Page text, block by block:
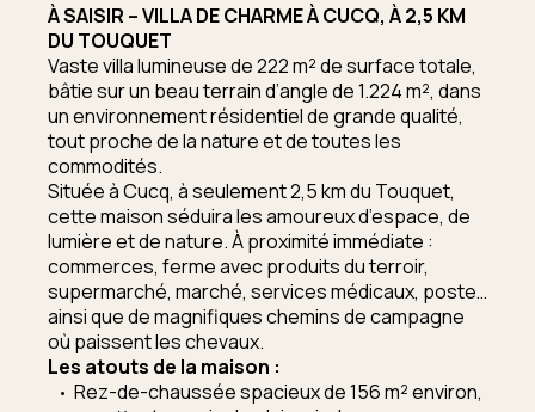
À SAISIR – VILLA DE CHARME À CUCQ, À 2,5 KM
DU TOUQUET
Vaste villa lumineuse de 222 m² de surface totale,
bâtie sur un beau terrain d’angle de 1.224 m², dans
un environnement résidentiel de grande qualité,
tout proche de la nature et de toutes les
commodités.
Située à Cucq, à seulement 2,5 km du Touquet,
cette maison séduira les amoureux d’espace, de
lumière et de nature. À proximité immédiate :
commerces, ferme avec produits du terroir,
supermarché, marché, services médicaux, poste…
ainsi que de magnifiques chemins de campagne
où paissent les chevaux.
Les atouts de la maison :
Rez-de-chaussée spacieux de 156 m² environ,